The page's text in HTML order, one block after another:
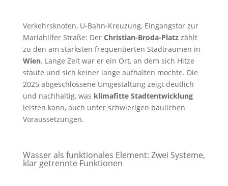
Verkehrsknoten, U-Bahn-Kreuzung, Eingangstor zur
Mariahilfer Straße: Der Christian-Broda-Platzzählt
zu den am stärksten frequentierten Stadträumen in
Wien. Lange Zeit war er ein Ort, an dem sich Hitze
staute und sich keiner lange aufhalten mochte. Die
2025 abgeschlossene Umgestaltung zeigt deutlich
und nachhaltig, was klimafitte Stadtentwicklung
leisten kann, auch unter schwierigen baulichen
Voraussetzungen.
Wasser als funktionales Element: Zwei Systeme,
klar getrennte Funktionen